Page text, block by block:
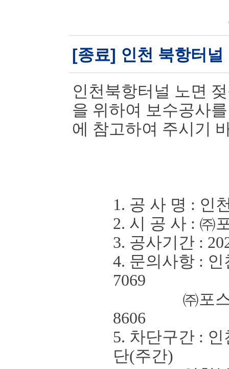
[종료] 인천 북항터
인천북항터널 노면
을 위하여 보수공사
에 참고하여 주시기
1. 공 사 명 : 인
2. 시 공 사 : ㈜
3. 공사기간 :
4. 문의사항 :
7069
㈜포
8606
5. 차단구간 :
단(주간)